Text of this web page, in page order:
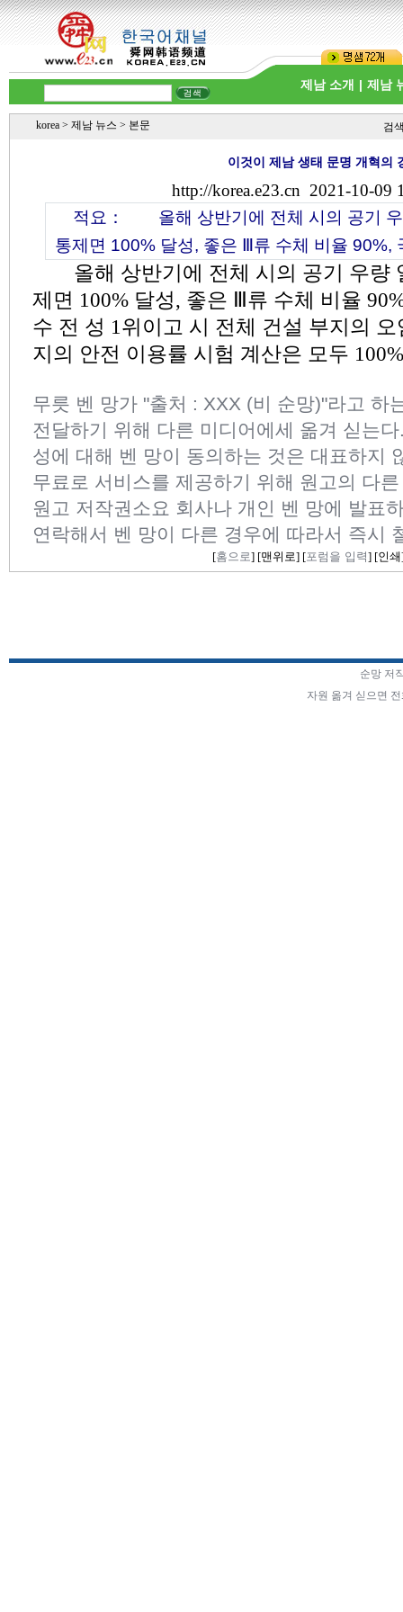
제남 소개 | 제남
korea > 제남 뉴스 > 본문 검
이것이 제남 생태 문명 개혁의
http://korea.e23.cn 2021-10-09
적요：
올해 상반기에 전체 시의 공기 우
통제면 100% 달성, 좋은 Ⅲ류 수체 비율 90%,
올해 상반기에 전체 시의 공기 우량
제면 100% 달성, 좋은 Ⅲ류 수체 비율
수 전 성 1위이고 시 전체 건설 부지의
지의 안전 이용률 시험 계산은 모두
무릇 벤 망가 "출처 : XXX (비 순망)"라고 하
전달하기 위해 다른 미디어에세 옮겨 싣는
성에 대해 벤 망이 동의하는 것은 대표하지
무료로 서비스를 제공하기 위해 원고의 다
원고 저작권소요 회사나 개인 벤 망에 발표
연락해서 벤 망이 다른 경우에 따라서 즉시
[홈으로] [맨위로] [포럼을 입력] [인쇄
순망 저
자원 옮겨 싣으면